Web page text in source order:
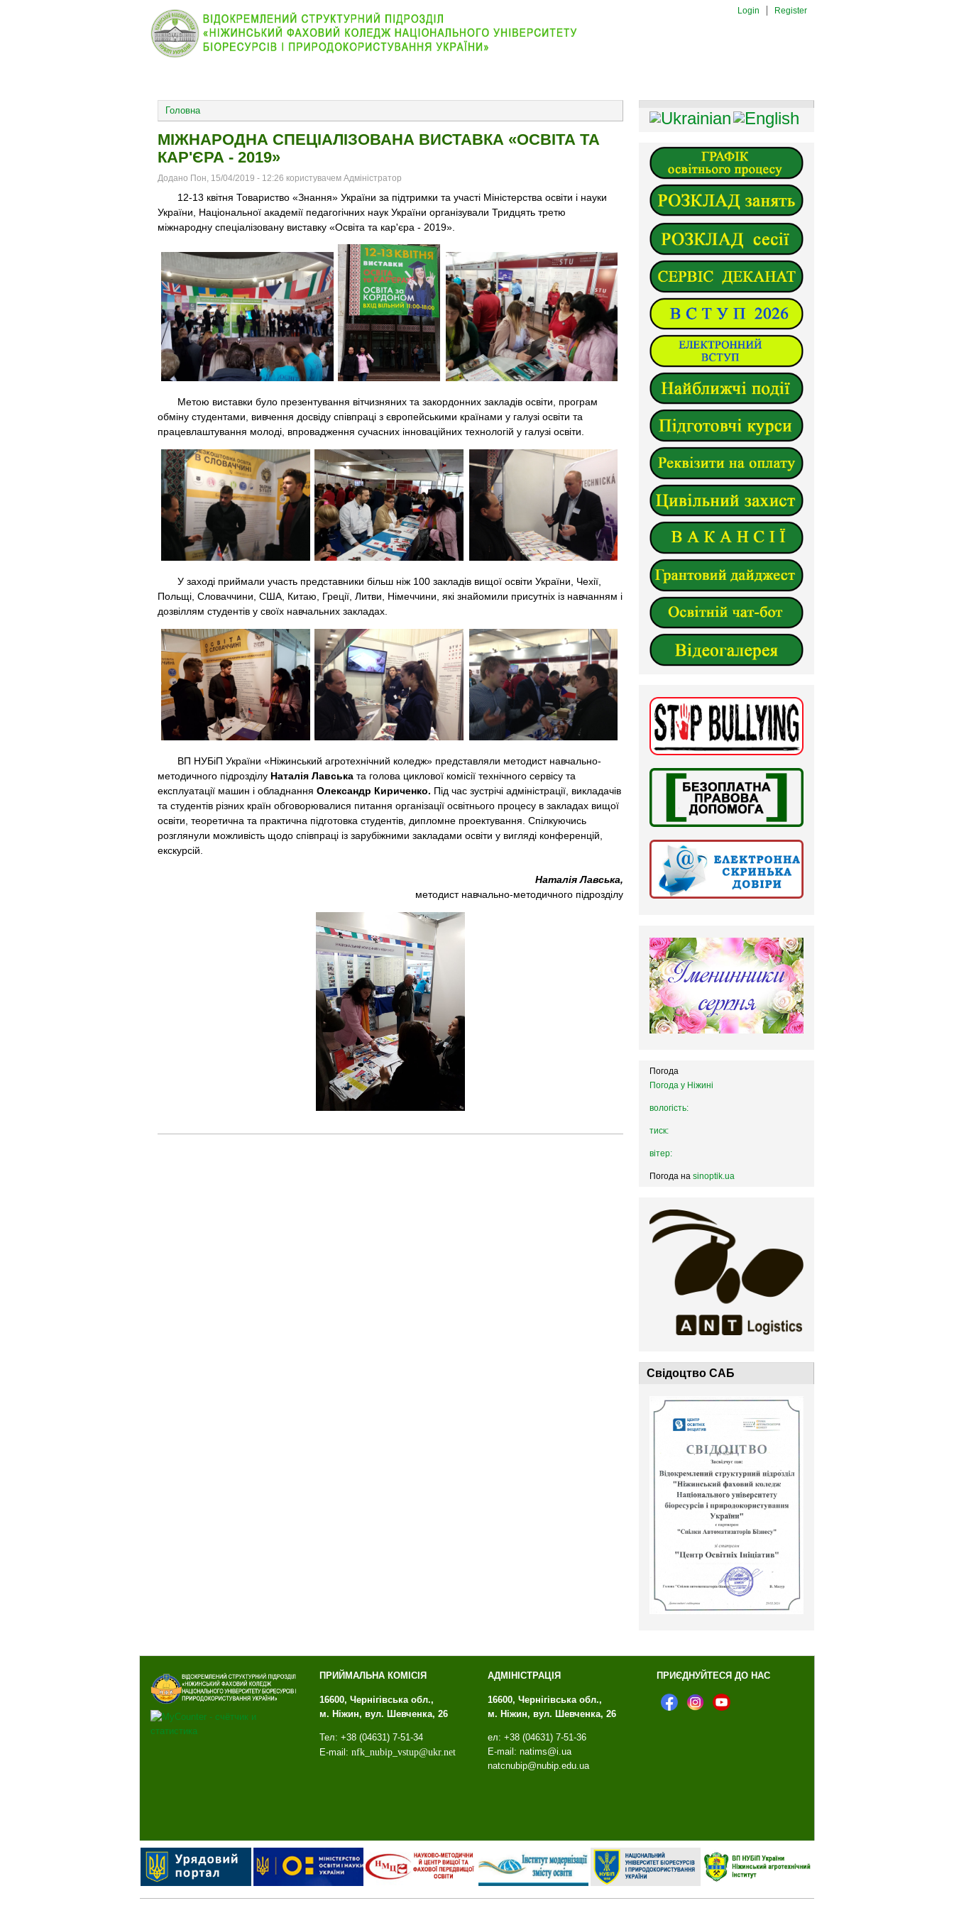
Login Register
Головна
МІЖНАРОДНА СПЕЦІАЛІЗОВАНА ВИСТАВКА «ОСВІТА ТА
КАР'ЄРА - 2019»
Додано Пон, 15/04/2019 - 12:26 користувачем Адміністратор
12-13 квітня Товариство «Знання» України за підтримки та участі Міністерства освіти і науки
України, Національної академії педагогічних наук України організували Тридцять третю
міжнародну спеціалізовану виставку «Освіта та кар'єра - 2019».
Метою виставки було презентування вітчизняних та закордонних закладів освіти, програм
обміну студентами, вивчення досвіду співпраці з європейськими країнами у галузі освіти та
працевлаштування молоді, впровадження сучасних інноваційних технологій у галузі освіти.
У заході приймали участь представники більш ніж 100 закладів вищої освіти України, Чехії,
Польщі, Словаччини, США, Китаю, Греції, Литви, Німеччини, які знайомили присутніх із навчанням і
дозвіллям студентів у своїх навчальних закладах.
ВП НУБіП України «Ніжинський агротехнічний коледж» представляли методист навчально-
методичного підрозділу Наталія Лавська та голова циклової комісії технічного сервісу та
експлуатації машин і обладнання Олександр Кириченко. Під час зустрічі адміністрації, викладачів
та студентів різних країн обговорювалися питання організації освітнього процесу в закладах вищої
освіти, теоретична та практична підготовка студентів, дипломне проектування. Спілкуючись
розглянули можливість щодо співпраці із зарубіжними закладами освіти у вигляді конференцій,
екскурсій.
Наталія Лавська,
методист навчально-методичного підрозділу
Погода
Погода у Ніжині
вологість:
тиск:
вітер:
Погода на sinoptik.ua
Свідоцтво САБ
ПРИЙМАЛЬНА КОМІСІЯ
16600, Чернігівська обл.,
м. Ніжин, вул. Шевченка, 26
Тел: +38 (04631) 7-51-34
E-mail: nfk_ nubip_ vstup@ukr.net
АДМІНІСТРАЦІЯ
16600, Чернігівська обл.,
м. Ніжин, вул. Шевченка, 26
ел: +38 (04631) 7-51-36
E-mail: natims@i.ua
natcnubip@nubip.edu.ua
ПРИЄДНУЙТЕСЯ ДО НАС